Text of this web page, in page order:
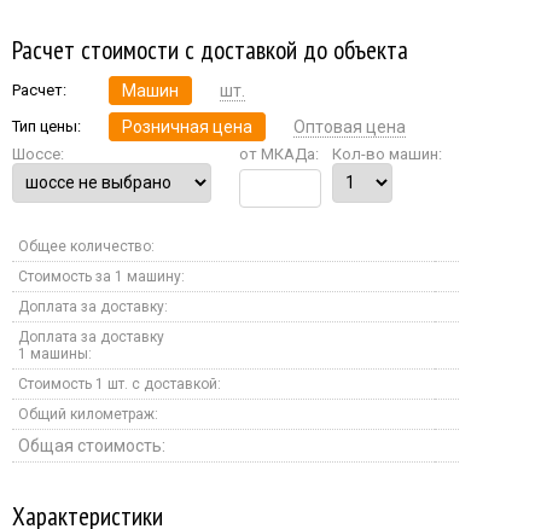
Расчет стоимости с доставкой до объекта
Расчет: Машин шт.
Тип цены: Розничная цена Оптовая цена
Шоссе: от МКАДа: Кол-во машин:
Общее количество:
Стоимость за 1 машину:
Доплата за доставку:
Доплата за доставку
1 машины:
Стоимость 1 шт. с доставкой:
Общий километраж:
Общая стоимость:
Характеристики